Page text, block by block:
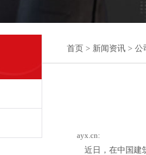
首页 > 新闻资讯 > 公
ayx.cn:
近日，在中国建筑